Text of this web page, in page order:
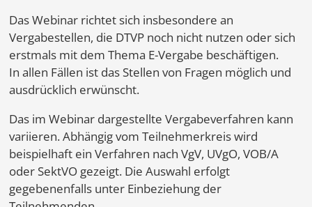
Das Webinar richtet sich insbesondere an
Vergabestellen, die DTVP noch nicht nutzen oder sich
erstmals mit dem Thema E-Vergabe beschäftigen.
In allen Fällen ist das Stellen von Fragen möglich und
ausdrücklich erwünscht.
Das im Webinar dargestellte Vergabeverfahren kann
variieren. Abhängig vom Teilnehmerkreis wird
beispielhaft ein Verfahren nach VgV, UVgO, VOB/A
oder SektVO gezeigt. Die Auswahl erfolgt
gegebenenfalls unter Einbeziehung der